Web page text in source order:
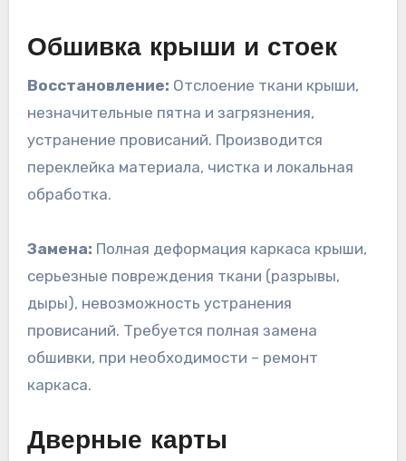
Обшивка крыши и стоек
Восстановление: Отслоение ткани крыши,
незначительные пятна и загрязнения,
устранение провисаний. Производится
переклейка материала, чистка и локальная
обработка.
Замена: Полная деформация каркаса крыши,
серьезные повреждения ткани (разрывы,
дыры), невозможность устранения
провисаний. Требуется полная замена
обшивки, при необходимости – ремонт
каркаса.
Дверные карты